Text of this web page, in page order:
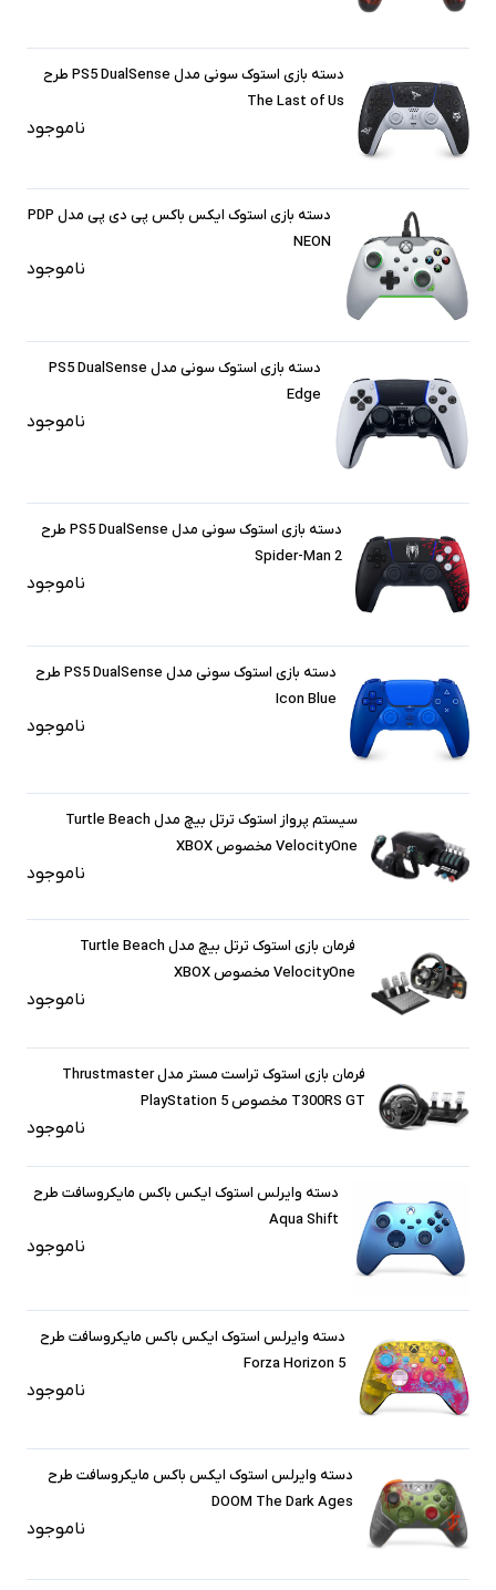
دسته بازی استوک سونی مدل PS5 DualSense طرح
The Last of Us
ناموجود
دسته بازی استوک ایکس باکس پی دی پی مدل PDP
NEON
ناموجود
دسته بازی استوک سونی مدل PS5 DualSense
Edge
ناموجود
دسته بازی استوک سونی مدل PS5 DualSense طرح
Spider-Man 2
ناموجود
دسته بازی استوک سونی مدل PS5 DualSense طرح
Icon Blue
ناموجود
سیستم پرواز استوک ترتل بیچ مدل Turtle Beach
VelocityOne مخصوص XBOX
ناموجود
فرمان بازی استوک ترتل بیچ مدل Turtle Beach
VelocityOne مخصوص XBOX
ناموجود
فرمان بازی استوک تراست مستر مدل Thrustmaster
T300RS GT مخصوص PlayStation 5
ناموجود
دسته وایرلس استوک ایکس باکس مایکروسافت طرح
Aqua Shift
ناموجود
دسته وایرلس استوک ایکس باکس مایکروسافت طرح
Forza Horizon 5
ناموجود
دسته وایرلس استوک ایکس باکس مایکروسافت طرح
DOOM The Dark Ages
ناموجود